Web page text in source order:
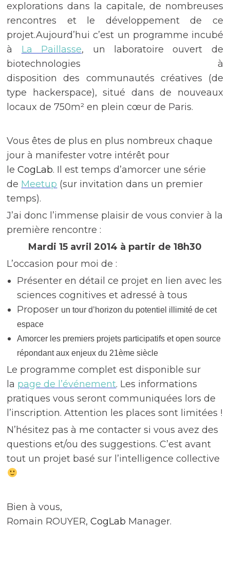
explorations dans la capitale, de nombreuses
rencontres et le développement de ce
projet.Aujourd’hui c’est un programme incubé
à La Paillasse, un laboratoire ouvert de
biotechnologies à
disposition des communautés créatives (de
type hackerspace), situé dans de nouveaux
locaux de 750m² en plein cœur de Paris.
Vous êtes de plus en plus nombreux chaque
jour à manifester votre intérêt pour
leCogLab. Il est temps d’amorcer une série
de Meetup (sur invitation dans un premier
temps).
J’ai donc l’immense plaisir de vous convier à la
première rencontre :
Mardi 15 avril 2014 à partir de 18h30
L’occasion pour moi de :
Présenter en détail ce projet en lien avec les
sciences cognitives et adressé à tous
Proposer un tour d’horizon du potentiel illimité de cet
espace
Amorcer les premiers projets participatifs et open source
répondant aux enjeux du 21ème siècle
Le programme complet est disponible sur
la page de l’événement. Les informations
pratiques vous seront communiquées lors de
l’inscription. Attention les places sont limitées !
N’hésitez pas à me contacter si vous avez des
questions et/ou des suggestions. C’est avant
tout un projet basé sur l’intelligence collective
Bien à vous,
Romain ROUYER,CogLab Manager.